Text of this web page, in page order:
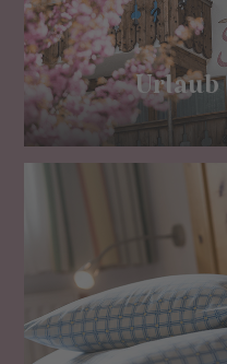
Urlaub